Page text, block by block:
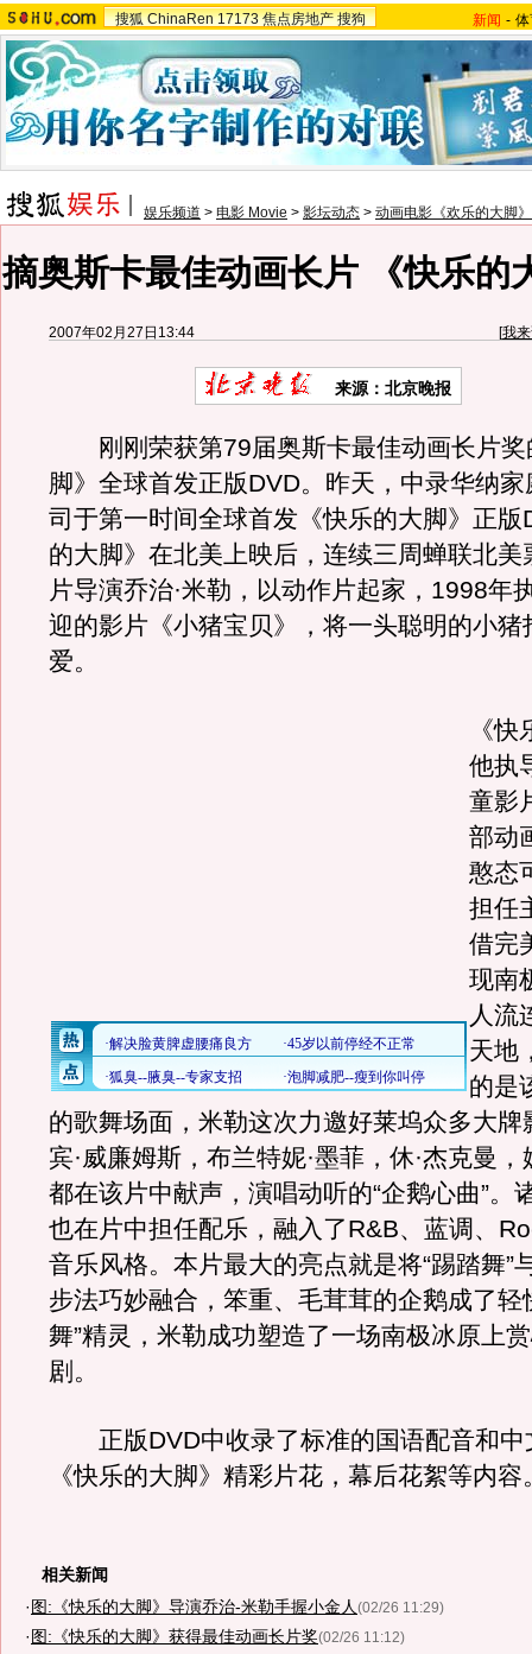
搜狐 ChinaRen 17173 焦点房地产 搜狗 新闻 -
娱乐频道 > 电影 Movie > 影坛动态 > 动画电影《欢乐的大脚》
摘奥斯卡最佳动画长片 《快乐的
2007年02月27日13:44 [我
来源：北京晚报
刚刚荣获第79届奥斯卡最佳动画长片奖
脚》全球首发正版DVD。昨天，中录华纳
司于第一时间全球首发《快乐的大脚》正版
的大脚》在北美上映后，连续三周蝉联北美
片导演乔治·米勒，以动作片起家，1998年
迎的影片《小猪宝贝》，将一头聪明的小猪
爱。
《
他执
童影
部动
憨态
担任
借完
现南
人流
天地
的是
的歌舞场面，米勒这次力邀好莱坞众多大牌
宾·威廉姆斯，布兰特妮·墨菲，休·杰克曼，
都在该片中献声，演唱动听的“企鹅心曲”。
也在片中担任配乐，融入了R&B、蓝调、
音乐风格。本片最大的亮点就是将“踢踏舞”
步法巧妙融合，笨重、毛茸茸的企鹅成了轻
舞”精灵，米勒成功塑造了一场南极冰原上
剧。
正版DVD中收录了标准的国语配音和中
《快乐的大脚》精彩片花，幕后花絮等内容
相关新闻
·图:《快乐的大脚》导演乔治-米勒手握小金人 (02/26 11:29)
·图:《快乐的大脚》获得最佳动画长片奖(02/26 11:12)